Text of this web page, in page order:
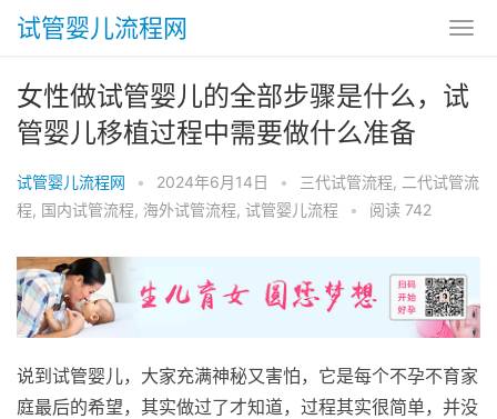
试管婴儿流程网
女性做试管婴儿的全部步骤是什么，试
管婴儿移植过程中需要做什么准备
试管婴儿流程网 • 2024年6月14日 • 三代试管流程, 二代试管流
程, 国内试管流程, 海外试管流程, 试管婴儿流程 • 阅读 742
说到试管婴儿，大家充满神秘又害怕，它是每个不孕不育家
庭最后的希望，其实做过了才知道，过程其实很简单，并没